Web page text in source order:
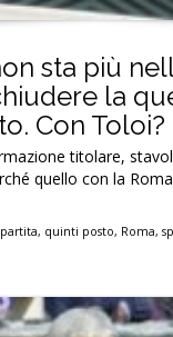
sta più
la
Con Toloi?
titolare,
quello con la
, quinti posto, Roma,